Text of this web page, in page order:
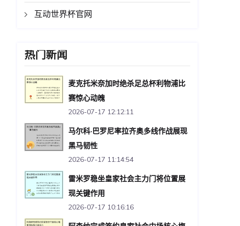
互动世界杯官网
热门新闻
麦克托米奈加时绝杀足总杯利物浦比
赛惊心动魄
2026-07-17 12:12:11
马尔科·巴罗尼率拉齐奥多线作战展现
黑马韧性
2026-07-17 11:14:54
雷米罗稳坐皇家社会主力门将位置展
现关键作用
2026-07-17 10:16:16